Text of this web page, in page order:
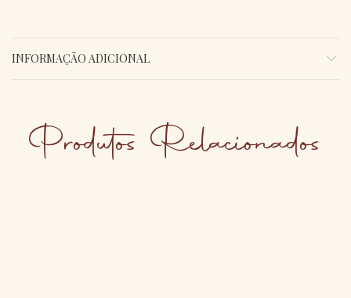
INFORMAÇÃO ADICIONAL
Produtos Relacionados